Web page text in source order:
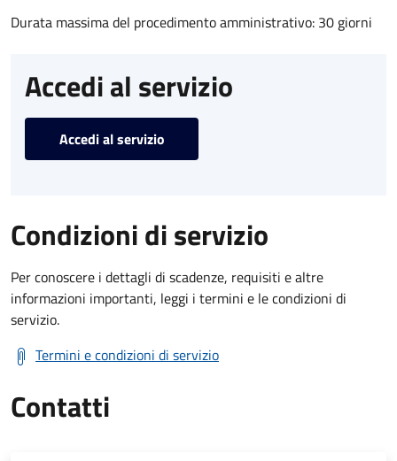
Durata massima del procedimento amministrativo: 30 giorni
Accedi al servizio
Accedi al servizio
Condizioni di servizio
Per conoscere i dettagli di scadenze, requisiti e altre
informazioni importanti, leggi i termini e le condizioni di
servizio.
Termini e condizioni di servizio
Contatti